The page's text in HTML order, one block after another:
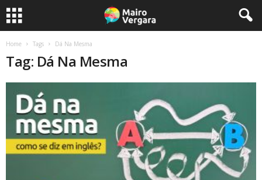
Home Tags Dá Na Mesma
Tag: Dá Na Mesma